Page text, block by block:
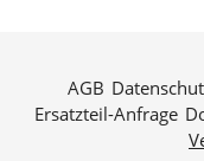
AGB
Ersatzteil-Anfrage